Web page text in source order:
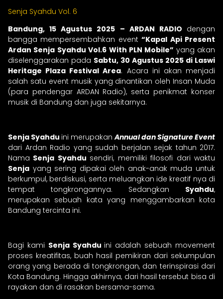
Senja Syahdu Vol. 6
Bandung, 15 Agustus 2025 – ARDAN RADIO dengan
bangga mempersembahkan event“Kapal Api Present
Ardan Senja Syahdu Vol.6 With PLN Mobile” yang akan
diselenggarakan pada Sabtu, 30 Agustus 2025 di Laswi
Heritage Plaza Festival Area. Acara ini akan menjadi
salah satu event musik yang dinantikan oleh Insan Muda
(para pendengar ARDAN Radio), serta penikmat konser
musik di Bandung dan juga sekitarnya.
Senja Syahdu ini merupakanAnnual dan Signature Event
dari Ardan Radio yang sudah berjalan sejak tahun 2017.
Nama Senja Syahdu sendiri, memiliki filosofi dari waktu
Senja yang sering dipakai oleh anak-anak muda untuk
berkumpul, berdiskusi, serta meluangkan ide kreatif nya di
tempat tongkrongannya. Sedangkan Syahdu,
merupakan sebuah kata yang menggambarkan kota
Bandung tercinta ini.
Bagi kami Senja Syahdu ini adalah sebuah movement
proses kreatifitas, buah hasil pemikiran dari sekumpulan
orang yang berada di tongkrongan, dan terinspirasi dari
Kota Bandung. Hingga akhirnya, dari hasil tersebut bisa di
rayakan dan di rasakan bersama-sama.